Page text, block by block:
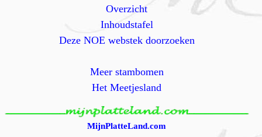
Overzicht
Inhoudstafel
Deze NOE webstek doorzoeken
Meer stambomen
Het Meetjesland
MijnPlatteLand.com